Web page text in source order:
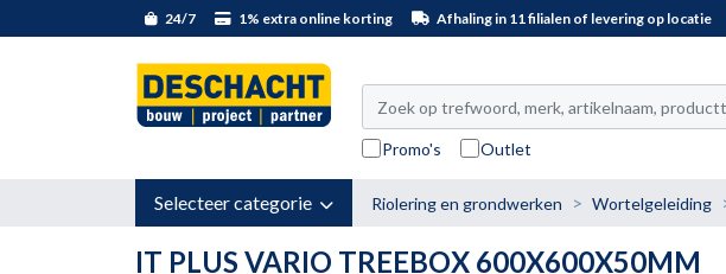
24/7 1% extra online korting Afhaling in 11 filialen of levering op locatie
Promo's Outlet
Selecteer categorie Riolering en grondwerken Wortelgeleiding
IT PLUS VARIO TREEBOX 600X600X50MM